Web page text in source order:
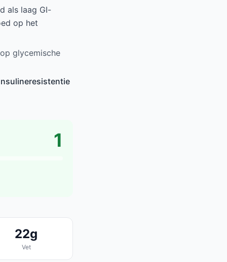
als laag GI-
op het
glycemische
1
22g
Vet